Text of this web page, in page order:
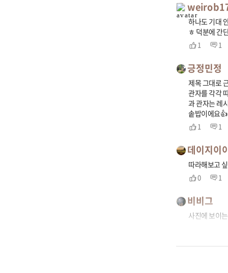
하나도 기대
ㅎ 덕분에 간
1 1
긍정민정
제목 그대로
관자를 각각
과 관자는 레
솥밥이에요👍
1 1
데이지이
따라해보고
0 1
비비그
사진에 보이